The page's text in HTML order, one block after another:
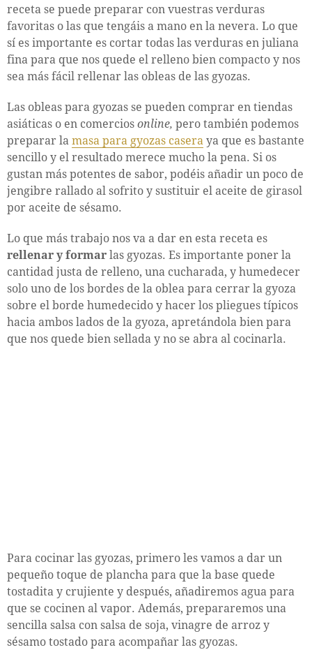
receta se puede preparar con vuestras verduras
favoritas o las que tengáis a mano en la nevera. Lo que
sí es importante es cortar todas las verduras en juliana
fina para que nos quede el relleno bien compacto y nos
sea más fácil rellenar las obleas de las gyozas.
Las obleas para gyozas se pueden comprar en tiendas
asiáticas o en comercios online, pero también podemos
preparar la masa para gyozas casera ya que es bastante
sencillo y el resultado merece mucho la pena. Si os
gustan más potentes de sabor, podéis añadir un poco de
jengibre rallado al sofrito y sustituir el aceite de girasol
por aceite de sésamo.
Lo que más trabajo nos va a dar en esta receta es
rellenar y formar las gyozas. Es importante poner la
cantidad justa de relleno, una cucharada, y humedecer
solo uno de los bordes de la oblea para cerrar la gyoza
sobre el borde humedecido y hacer los pliegues típicos
hacia ambos lados de la gyoza, apretándola bien para
que nos quede bien sellada y no se abra al cocinarla.
Para cocinar las gyozas, primero les vamos a dar un
pequeño toque de plancha para que la base quede
tostadita y crujiente y después, añadiremos agua para
que se cocinen al vapor. Además, prepararemos una
sencilla salsa con salsa de soja, vinagre de arroz y
sésamo tostado para acompañar las gyozas.